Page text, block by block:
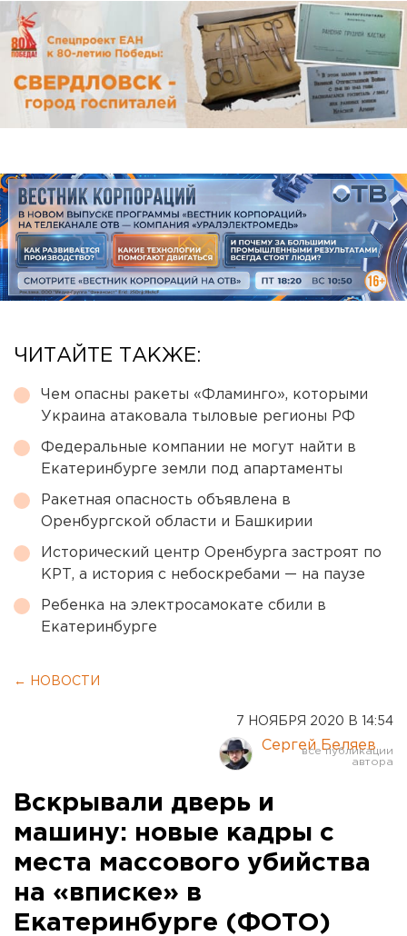
ЧИТАЙТЕ ТАКЖЕ:
Чем опасны ракеты «Фламинго», которыми
Украина атаковала тыловые регионы РФ
Федеральные компании не могут найти в
Екатеринбурге земли под апартаменты
Ракетная опасность объявлена в
Оренбургской области и Башкирии
Исторический центр Оренбурга застроят по
КРТ, а история с небоскребами — на паузе
Ребенка на электросамокате сбили в
Екатеринбурге
← НОВОСТИ
7 НОЯБРЯ 2020 В 14:54
Сергей Беляев
Вскрывали дверь и
машину: новые кадры с
места массового убийства
на «вписке» в
Екатеринбурге (ФОТО)